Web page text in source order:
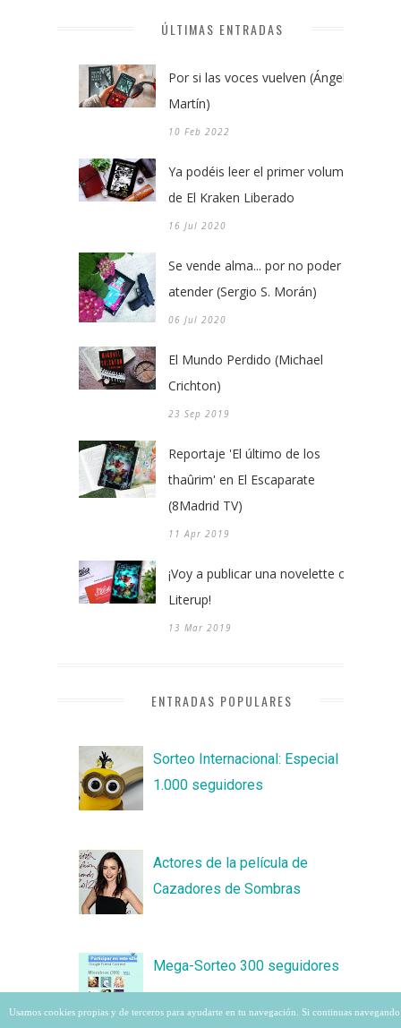
ÚLTIMAS ENTRADAS
Por si las voces vuelven (Ángel
Martín)
10 Feb 2022
Ya podéis leer el primer volumen
de El Kraken Liberado
16 Jul 2020
Se vende alma... por no poder
atender (Sergio S. Morán)
06 Jul 2020
El Mundo Perdido (Michael
Crichton)
23 Sep 2019
Reportaje 'El último de los
thaûrim' en El Escaparate
(8Madrid TV)
11 Apr 2019
¡Voy a publicar una novelette con
Literup!
13 Mar 2019
ENTRADAS POPULARES
Sorteo Internacional: Especial
1.000 seguidores
Actores de la película de
Cazadores de Sombras
Mega-Sorteo 300 seguidores
Usamos cookies propias y de terceros para ayudarte en tu navegación. Si continuas navegando